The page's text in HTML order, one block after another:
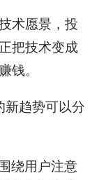
术愿景，投
把技术变成
钱。
趋势可以分
绕用户注意